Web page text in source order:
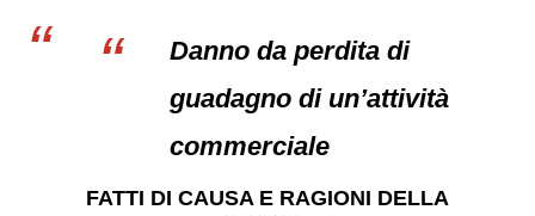
Danno da perdita di
guadagno di un’attività
commerciale
FATTI DI CAUSA E RAGIONI DELLA